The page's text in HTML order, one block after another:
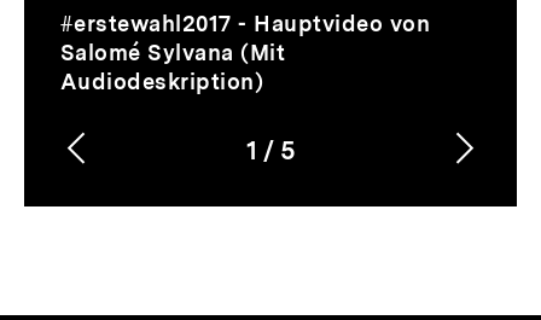
Video
Dauer
9
Min.
#erstewahl2017 - Hauptvideo von
Salomé Sylvana (Mit
Audiodeskription)
Karussellinhalt
1
von
/ 5
Vorherigen
Inhalt
Inhalt